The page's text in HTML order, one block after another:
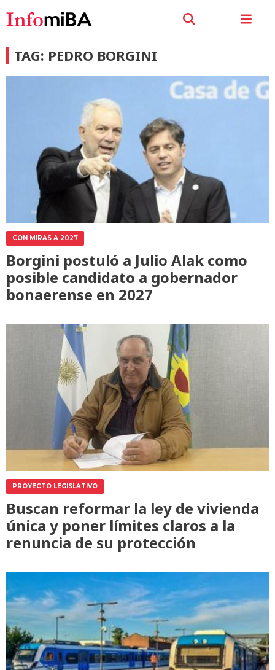
TAG: PEDRO BORGINI
CON MIRAS A 2027
Borgini postuló a Julio Alak como
posible candidato a gobernador
bonaerense en 2027
PROYECTO LEGISLATIVO
Buscan reformar la ley de vivienda
única y poner límites claros a la
renuncia de su protección